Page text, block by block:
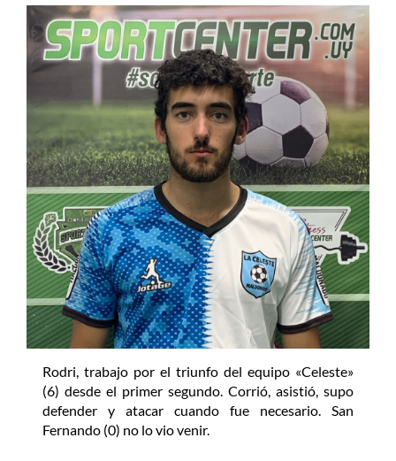
Rodri, trabajo por el triunfo del equipo «Celeste»
(6) desde el primer segundo. Corrió, asistió, supo
defender y atacar cuando fue necesario. San
Fernando (0) no lo vio venir.